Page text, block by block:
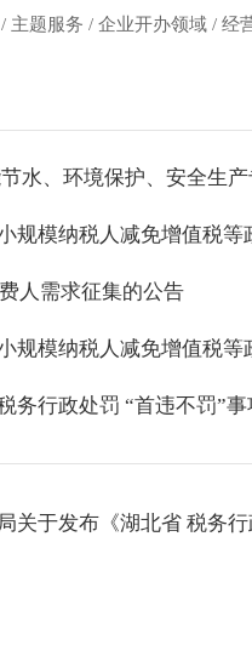
/ 主题服务 / 企业开办领域 / 经
人需求征集的公告
务行政处罚 “首违不罚”